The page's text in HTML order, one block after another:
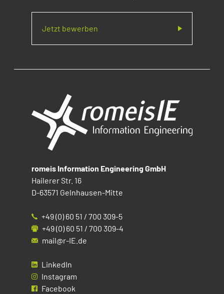
Jetzt bewerben
romeis Information Engineering GmbH
Hailerer Str. 16
D-63571 Gelnhausen-Mitte
+49 (0) 60 51 / 700 309-5
+49 (0) 60 51 / 700 309-4
mail@r-IE.de
LinkedIn
Instagram
Facebook